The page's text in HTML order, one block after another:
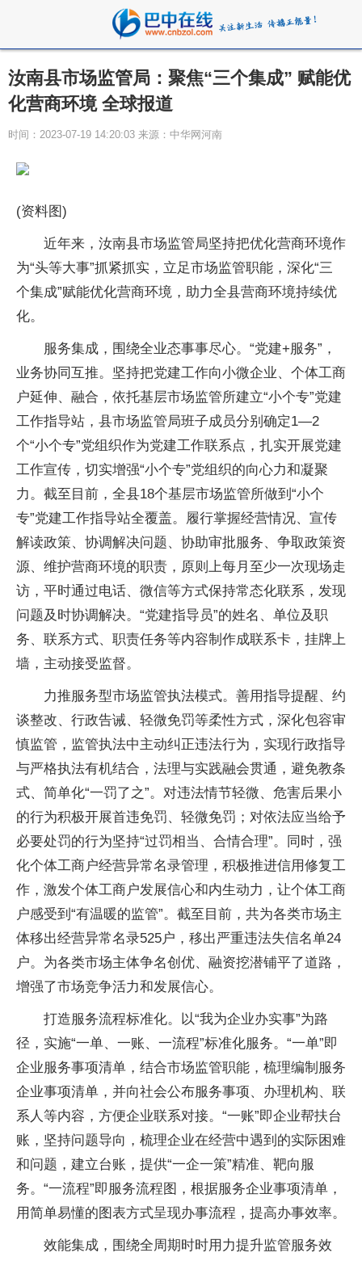
​汝南县市场监管局：聚焦“三个集成” 赋能优
化营商环境 全球报道
时间：2023-07-19 14:20:03 来源：中华网河南
(资料图)
近年来，汝南县市场监管局坚持把优化营商环境作
为“头等大事”抓紧抓实，立足市场监管职能，深化“三
个集成”赋能优化营商环境，助力全县营商环境持续优
化。
服务集成，围绕全业态事事尽心。“党建+服务”，
业务协同互推。坚持把党建工作向小微企业、个体工商
户延伸、融合，依托基层市场监管所建立“小个专”党建
工作指导站，县市场监管局班子成员分别确定1—2
个“小个专”党组织作为党建工作联系点，扎实开展党建
工作宣传，切实增强“小个专”党组织的向心力和凝聚
力。截至目前，全县18个基层市场监管所做到“小个
专”党建工作指导站全覆盖。履行掌握经营情况、宣传
解读政策、协调解决问题、协助审批服务、争取政策资
源、维护营商环境的职责，原则上每月至少一次现场走
访，平时通过电话、微信等方式保持常态化联系，发现
问题及时协调解决。“党建指导员”的姓名、单位及职
务、联系方式、职责任务等内容制作成联系卡，挂牌上
墙，主动接受监督。
力推服务型市场监管执法模式。善用指导提醒、约
谈整改、行政告诫、轻微免罚等柔性方式，深化包容审
慎监管，监管执法中主动纠正违法行为，实现行政指导
与严格执法有机结合，法理与实践融会贯通，避免教条
式、简单化“一罚了之”。对违法情节轻微、危害后果小
的行为积极开展首违免罚、轻微免罚；对依法应当给予
必要处罚的行为坚持“过罚相当、合情合理”。同时，强
化个体工商户经营异常名录管理，积极推进信用修复工
作，激发个体工商户发展信心和内生动力，让个体工商
户感受到“有温暖的监管”。截至目前，共为各类市场主
体移出经营异常名录525户，移出严重违法失信名单24
户。为各类市场主体争名创优、融资挖潜铺平了道路，
增强了市场竞争活力和发展信心。
打造服务流程标准化。以“我为企业办实事”为路
径，实施“一单、一账、一流程”标准化服务。“一单”即
企业服务事项清单，结合市场监管职能，梳理编制服务
企业事项清单，并向社会公布服务事项、办理机构、联
系人等内容，方便企业联系对接。“一账”即企业帮扶台
账，坚持问题导向，梳理企业在经营中遇到的实际困难
和问题，建立台账，提供“一企一策”精准、靶向服
务。“一流程”即服务流程图，根据服务企业事项清单，
用简单易懂的图表方式呈现办事流程，提高办事效率。
效能集成，围绕全周期时时用力提升监管服务效